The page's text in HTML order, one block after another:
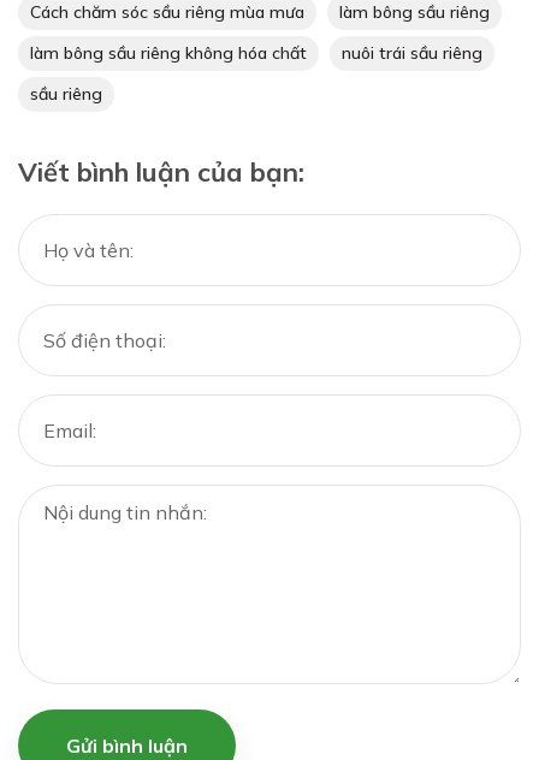
Cách chăm sóc sầu riêng mùa mưa
làm bông sầu riêng
làm bông sầu riêng không hóa chất
nuôi trái sầu riêng
sầu riêng
Viết bình luận của bạn:
Gửi bình luận